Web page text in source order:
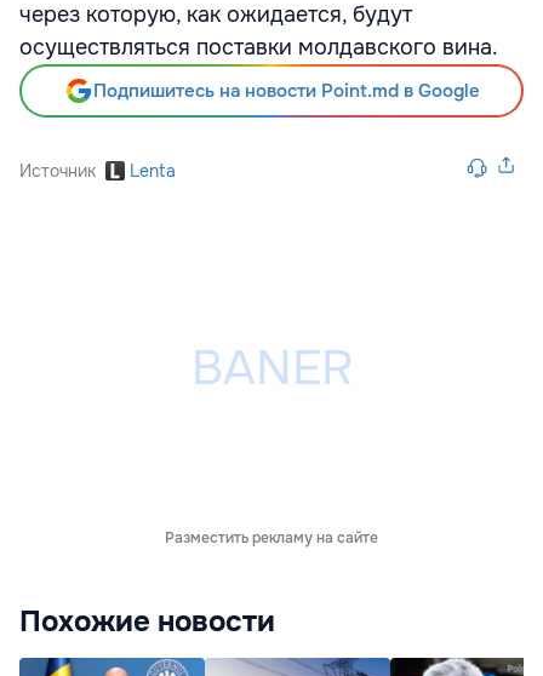
через которую, как ожидается, будут
осуществляться поставки молдавского вина.
Подпишитесь на новости Point.md в Google
Источник Lenta
Разместить рекламу на сайте
Похожие новости